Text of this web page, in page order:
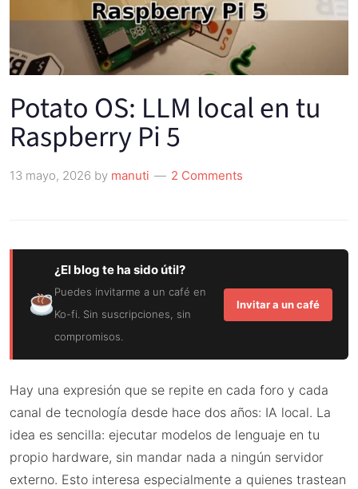
Potato OS: LLM local en tu
Raspberry Pi 5
13 mayo, 2026 by manuti 2 Comments
¿El blog te ha sido útil?
Puedes invitarme a un café en
Ko-fi. Sin suscripciones, sin
compromisos.
Invitar a un café
Hay una expresión que se repite en cada foro y cada
canal de tecnología desde hace dos años: IA local. La
idea es sencilla: ejecutar modelos de lenguaje en tu
propio hardware, sin mandar nada a ningún servidor
externo. Esto interesa especialmente a quienes trastean